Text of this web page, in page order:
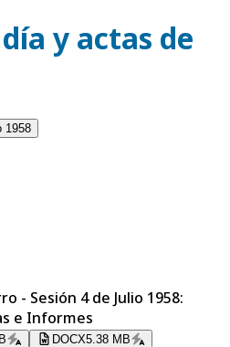
y actas de
1958
- Sesión 4 de Julio 1958:
e Informes
DOCX5.38 MB